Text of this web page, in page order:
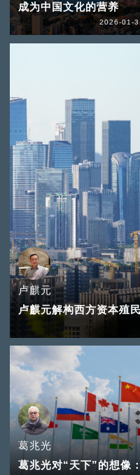
成为中国文化的营养
2026-01-
卢麒元
卢麒元解构西方资本殖
葛兆光
葛兆光对“天下”的想像